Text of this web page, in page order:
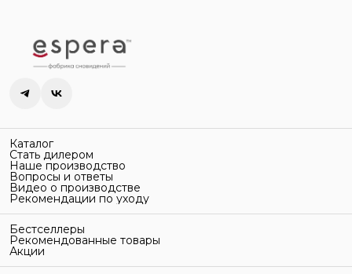
Каталог
Стать дилером
Наше производство
Вопросы и ответы
Видео о производстве
Рекомендации по уходу
Бестселлеры
Рекомендованные товары
Акции